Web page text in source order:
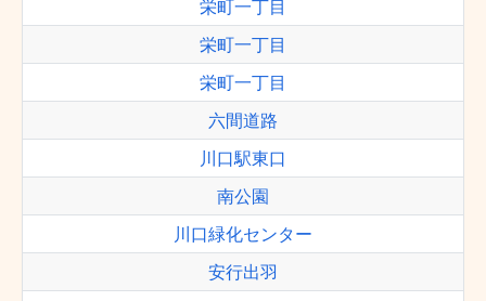
栄町一丁目
栄町一丁目
栄町一丁目
六間道路
川口駅東口
南公園
川口緑化センター
安行出羽